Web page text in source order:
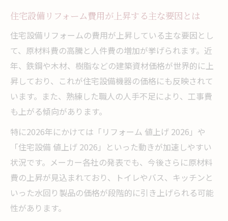
は
フルリフォームと建て替え費用を徹底比較
リフォームと建て替え費用の違いを徹底解
説
リフォーム費用高騰時代の建て替え選択基
フルリフォームと建て替えどちらが安いか
リフォーム値上げ時に選ぶ最適な住まい再
生法
リフォームと建て替えの費用差比較で失敗
住宅設備リフォーム費用が上昇する主な要因とは
住宅設備リフォームの費用が上昇している主な要因とし
て、原材料費の高騰と人件費の増加が挙げられます。近
年、鉄鋼や木材、樹脂などの建築資材価格が世界的に上
昇しており、これが住宅設備機器の価格にも反映されて
います。また、熟練した職人の人手不足により、工事費
も上がる傾向があります。
特に2026年にかけては「リフォーム 値上げ 2026」や
「住宅設備 値上げ 2026」といった動きが加速しやすい
状況です。メーカー各社の発表でも、今後さらに原材料
費の上昇が見込まれており、トイレやバス、キッチンと
いった水回り製品の価格が段階的に引き上げられる可能
性があります。